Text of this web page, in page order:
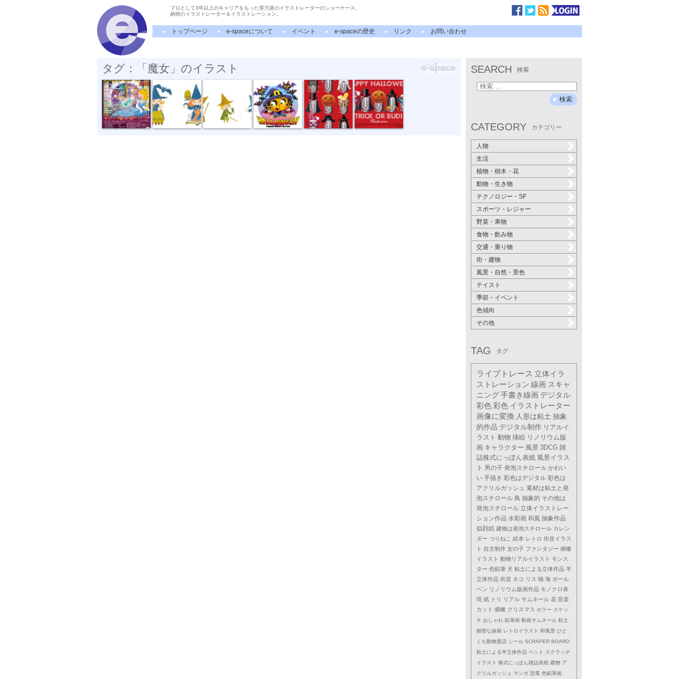
プロとして3年以上のキャリアをもった実力派のイラストレーターのショーケース。
納得のイラストレーター＆イラストレーション。
トップページ e-spaceについて イベント e-spaceの歴史 リンク お問い合わせ
タグ：「魔女」のイラスト
日本フィル ... “デジタルカ... “デジタルカ... SEARCH 検索
CATEGORY カテゴリー
人物
生活
植物・樹木・花
動物・生き物
テクノロジー・SF
スポーツ・レジャー
野菜・果物
食物・飲み物
交通・乗り物
街・建物
風景・自然・景色
テイスト
季節・イベント
色傾向
その他
TAG タグ
ライブトレース 立体イラ
ストレーション 線画 スキャ
ニング手書き線画 デジタル
彩色彩色 イラストレーター
画像に変換 人形は粘土 抽象
的作品 デジタル制作 リアルイ
ラスト 動物 挿絵 リノリウム版
画 キャラクター 風景 3DCG 雑
誌株式にっぽん表紙 風景イラス
ト 男の子 発泡スチロール かわい
い 手描き 彩色はデジタル 彩色は
アクリルガッシュ 素材は粘土と発
泡スチロール 鳥 抽象的 その他は
発泡スチロール 立体イラストレー
ション作品 水彩画 和風 抽象作品
似顔絵 建物は発泡スチロール カレン
ダー つりねこ 絵本 レトロ 街並イラス
ト 自主制作 女の子 ファンタジー 俯瞰
イラスト 動物リアルイラスト モンス
ター 色鉛筆 犬 粘土による立体作品 半
立体作品 街並 ネコ リス 猫 海 ボール
ペン リノリウム版画作品 モノクロ表
現 紙 トリ リアル サムネール 花 音楽
カット 俯瞰 クリスマス ホラー スケッ
チ おしゃれ 鉛筆画 動画サムネール 粘土
細密な線画 レトロイラスト 和風景 ひと
くち動物童話 シール SCRAPER BOARD
粘土による半立体作品 ペット
スクラッチ
イラスト 株式にっぽん雑誌表紙 建物 ア
クリルガッシュ
マンガ 恐竜 色鉛筆画